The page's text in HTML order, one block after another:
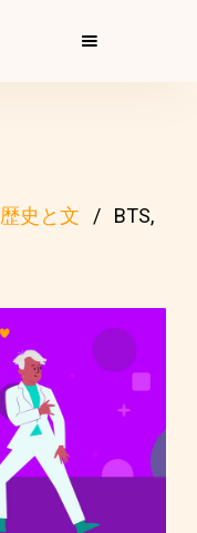
歴史と文
BTS,